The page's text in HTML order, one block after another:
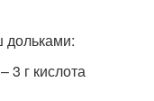
дольками:
3 г кислота